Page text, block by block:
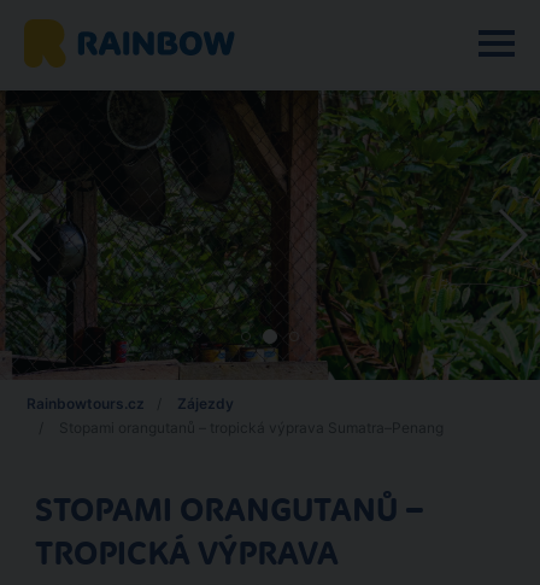
Rainbowtours.cz
Zájezdy
STOPAMI ORANGUTANŮ –
TROPICKÁ VÝPRAVA